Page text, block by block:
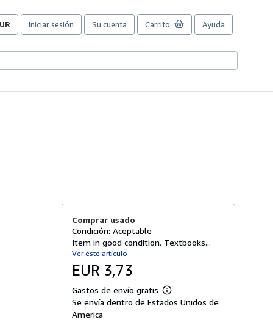
Iniciar sesión Su cuenta Carrito Ayuda
Comprar usado
Condición: Aceptable
Item in good condition. Textbooks...
Ver este artículo
EUR 3,73
Gastos de envío gratis
M
á
Se envía dentro de Estados Unidos de
America